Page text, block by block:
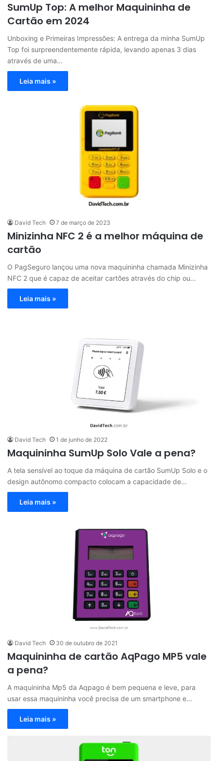
SumUp Top: A melhor Maquininha de
Cartão em 2024
Unboxing e Primeiras Impressões: A entrega da minha SumUp
Top foi surpreendentemente rápida, levando apenas 3 dias
através de uma…
Leia mais »
David Tech 7 de março de 2023
Minizinha NFC 2 é a melhor máquina de
cartão
O PagSeguro lançou uma nova maquininha chamada Minizinha
NFC 2 que é capaz de aceitar cartões através do chip ou…
Leia mais »
David Tech 1 de junho de 2022
Maquininha SumUp Solo Vale a pena?
A tela sensível ao toque da máquina de cartão SumUp Solo e o
design autônomo compacto colocam a capacidade de…
Leia mais »
David Tech 30 de outubro de 2021
Maquininha de cartão AqPago MP5 vale
a pena?
A maquininha Mp5 da Aqpago é bem pequena e leve, para
usar essa maquininha você precisa de um smartphone e…
Leia mais »